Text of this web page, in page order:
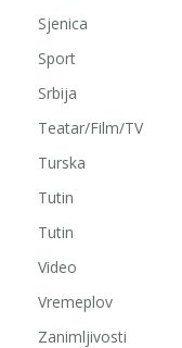
Sjenica
Sport
Srbija
Teatar/Film/TV
Turska
Tutin
Tutin
Video
Vremeplov
Zanimljivosti